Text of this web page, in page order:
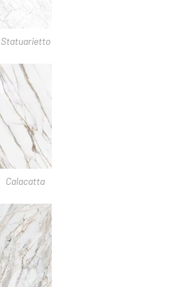
Statuarietto
Calacatta